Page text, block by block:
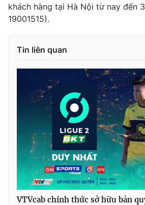
khách hàng tại Hà Nội từ nay đến
19001515).
Tin liên quan
VTVcab chính thức sở hữu bản